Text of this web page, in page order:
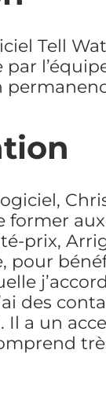
Tell
former
prix,
pour
des
Il a un